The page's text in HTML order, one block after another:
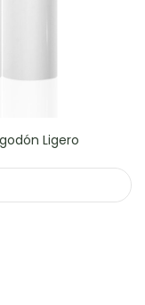
Ligero